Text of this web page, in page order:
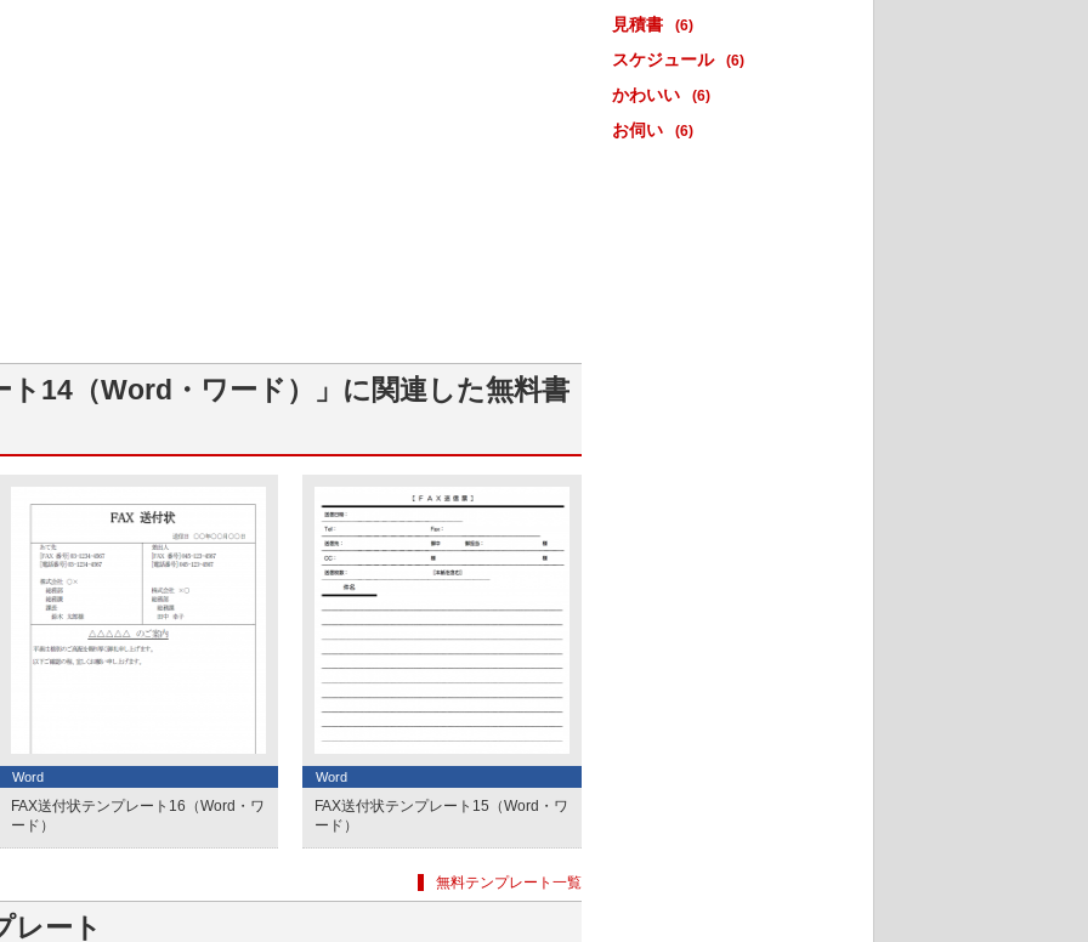
ト14（Word・ワード）」に関連した無料書
Word
FAX送付状テンプレート16（Word・ワ
ード）
Word
FAX送付状テンプレート15（Word・ワ
ード）
無料テンプレート一覧
レート
見積書 (6)
スケジュール (6)
かわいい (6)
お伺い (6)